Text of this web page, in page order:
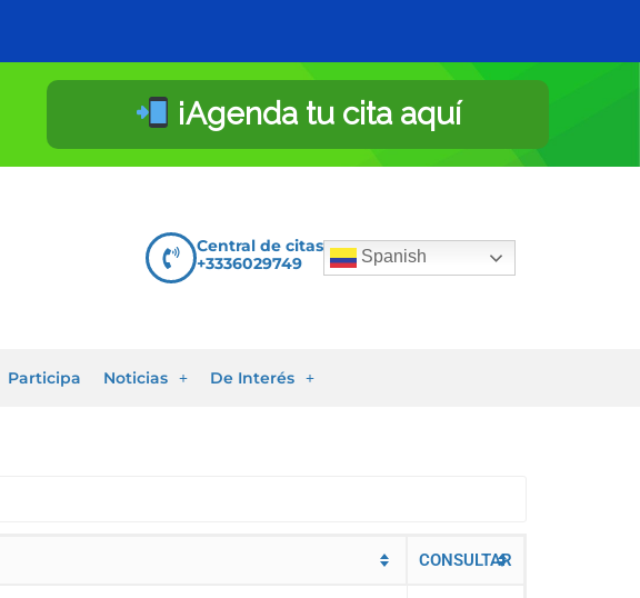
¡Agenda tu cita aquí
Central de citas
+3336029749
Spanish
Participa Noticias De Interés
CONSULTAR